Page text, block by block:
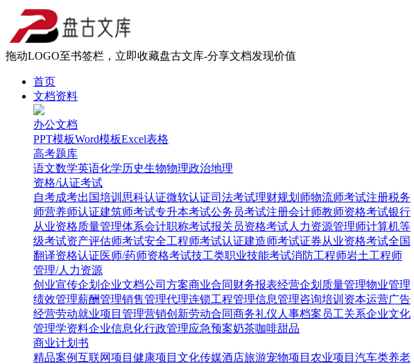
拖动LOGO至书签栏，立即收藏盘古文库-分享文档发现价值
首页
文档资料
办公文档
PPT模板Word模板Excel表格
高考题库
语文数学英语化学历史生物物理政治地理
资格/认证考试
自考成考出国培训 思科认证微软认证司法考试理财规划师物流师考试注册税务
师营养师认证建筑师考试专升本考试公务员考试注册会计师教师资格考试银行
从业资格质量管理体系会计职称考试报关员资格考试人力资源管理师计算机等
级考试资产评估师考试安全工程师考试认证建造师考试证券从业资格考试全国
翻译资格认证医师/药师资格考试技工类职业技能考试消防工程师岩土工程师
管理/人力资源
创业宣传企划 企业文档公司方案商业合同 财务报表经营企划 质量管理物业管理
绩效管理薪酬管理销售管理代理连锁工程管理信息管理咨询培训 资本运营广告
经营劳动就业项目管理营销创新劳动合同商务礼仪 人事档案 员工关系企业文化
管理学资料企业信息化行政管理应急预案奶茶咖啡甜品
商业计划书
精品案例互联网项目 健康项目 文化传媒酒店旅游宠物项目 农业项目 汽车类养老